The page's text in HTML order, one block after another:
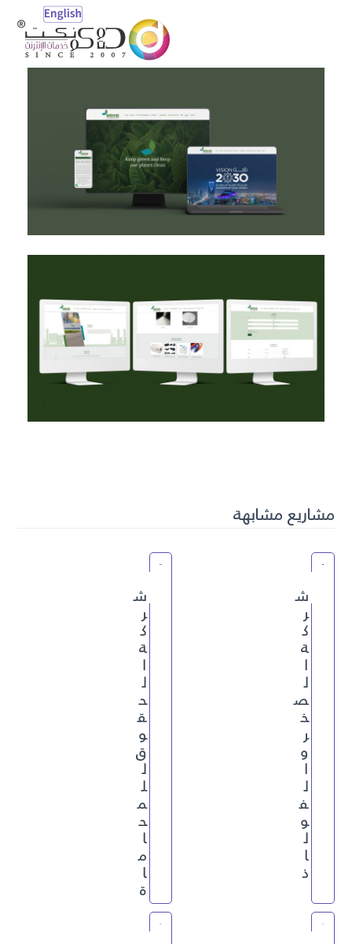
Menu
مشاريع مشابهة
ش
ر
ك
ة
ا
ل
ص
خ
ر
و
ا
ل
ف
و
ل
ا
ذ
ش
ر
ك
ة
ا
ل
ح
ق
و
ق
ل
ل
م
ح
ا
م
ا
ة